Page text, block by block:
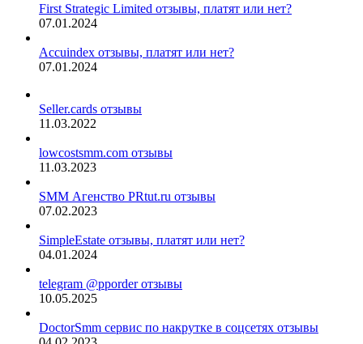
First Strategic Limited отзывы, платят или нет?
07.01.2024
Accuindex отзывы, платят или нет?
07.01.2024
Seller.cards отзывы
11.03.2022
lowcostsmm.com отзывы
11.03.2023
SMM Агенство PRtut.ru отзывы
07.02.2023
SimpleEstate отзывы, платят или нет?
04.01.2024
telegram @pporder отзывы
10.05.2025
DoctorSmm сервис по накрутке в соцсетях отзывы